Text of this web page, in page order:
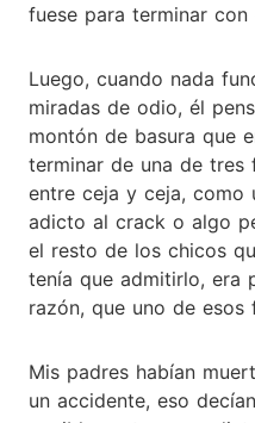
fuese para terminar con
Luego, cuando nada
miradas de odio, él
montón de basura que
terminar de una de tres
entre ceja y ceja, como
adicto al crack o algo
el resto de los chicos
tenía que admitirlo, era
razón, que uno de esos
Mis padres habían
un accidente, eso